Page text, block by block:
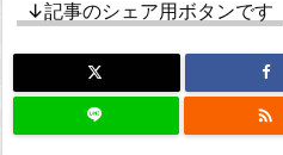
↓記事のシェア用ボタンです
